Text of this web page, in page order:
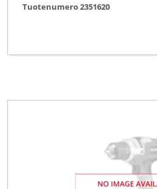
Tuotenumero 2351620